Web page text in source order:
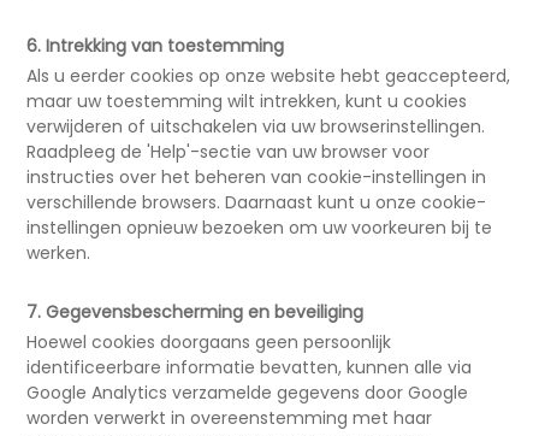
6. Intrekking van toestemming
Als u eerder cookies op onze website hebt geaccepteerd,
maar uw toestemming wilt intrekken, kunt u cookies
verwijderen of uitschakelen via uw browserinstellingen.
Raadpleeg de 'Help'-sectie van uw browser voor
instructies over het beheren van cookie-instellingen in
verschillende browsers. Daarnaast kunt u onze cookie-
instellingen opnieuw bezoeken om uw voorkeuren bij te
werken.
7. Gegevensbescherming en beveiliging
Hoewel cookies doorgaans geen persoonlijk
identificeerbare informatie bevatten, kunnen alle via
Google Analytics verzamelde gegevens door Google
worden verwerkt in overeenstemming met haar